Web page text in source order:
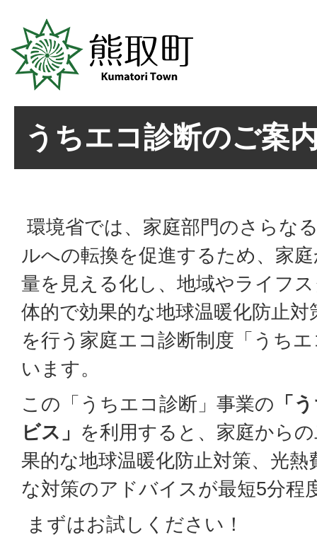
うちエコ診断のご案
環境省では、家庭部門のさらな
ルへの転換を促進するため、家
量を見える化し、地域やライフ
体的で効果的な地球温暖化防止
を行う家庭エコ診断制度「うち
います。
この「うちエコ診断」事業の 「
ビス」 を利用すると、家庭から
果的な地球温暖化防止対策、光
な対策のアドバイスが最短5分程
まずはお試しください！